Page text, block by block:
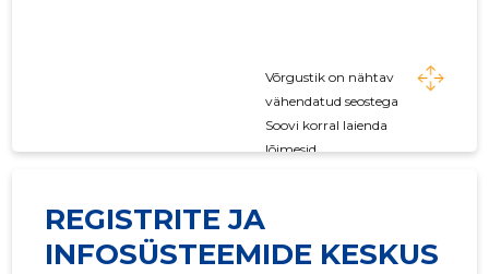
Võrgustik on nähtav
vähendatud seostega
Soovi korral laienda
lõimesid
REGISTRITE JA
INFOSÜSTEEMIDE KESKUS